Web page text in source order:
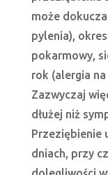
może
pylenia),
pokarmowy,
rok (alergia
Zazwyczaj
dłużej niż
Przeziębienie
dniach, przy